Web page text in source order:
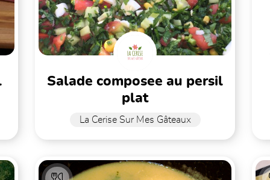
salade composee au persil
plat
La Cerise Sur Mes Gâteaux